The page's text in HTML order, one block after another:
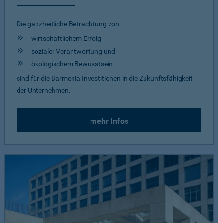
Die ganzheitliche Betrachtung von
wirtschaftlichem Erfolg
sozialer Verantwortung und
ökologischem Bewusstsein
sind für die Barmenia Investitionen in die Zukunftsfähigkeit
der Unternehmen.
mehr Infos